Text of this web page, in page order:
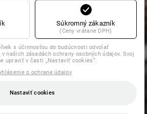
Súkromný zákazník
(Ceny vrátane DPH)
s účinnosťou do budúcnosti odvolať
v našich zásadách ochrany osobných údajov. Svoj
upraviť v časti „Nastaviť cookies“.
o ochrane údajov.
Nastaviť cookies